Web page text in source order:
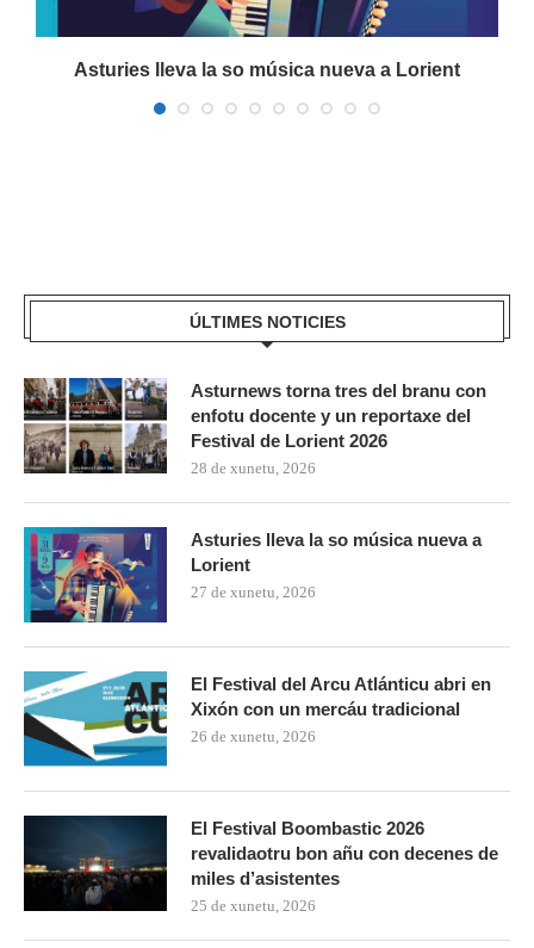
Asturies lleva la so música nueva a Lorient
ÚLTIMES NOTICIES
Asturnews torna tres del branu con
enfotu docente y un reportaxe del
Festival de Lorient 2026
28 de xunetu, 2026
Asturies lleva la so música nueva a
Lorient
27 de xunetu, 2026
El Festival del Arcu Atlánticu abri en
Xixón con un mercáu tradicional
26 de xunetu, 2026
El Festival Boombastic 2026
revalidaotru bon añu con decenes de
miles d’asistentes
25 de xunetu, 2026